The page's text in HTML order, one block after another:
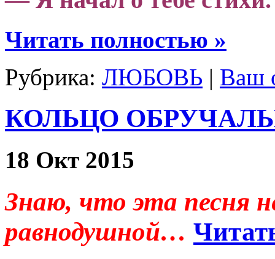
Читать полностью »
Рубрика: ЛЮБОВЬ | Ваш
КОЛЬЦО
18 Окт 2015
Знаю, что эта песня
равнодушной…